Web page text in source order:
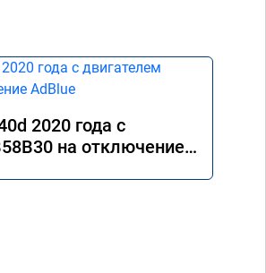
2020 года с
на отключение